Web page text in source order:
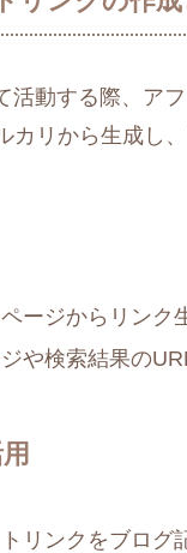
活動する際、ア
カリから生成し
ージからリンク
や検索結果の
リンクをブログ